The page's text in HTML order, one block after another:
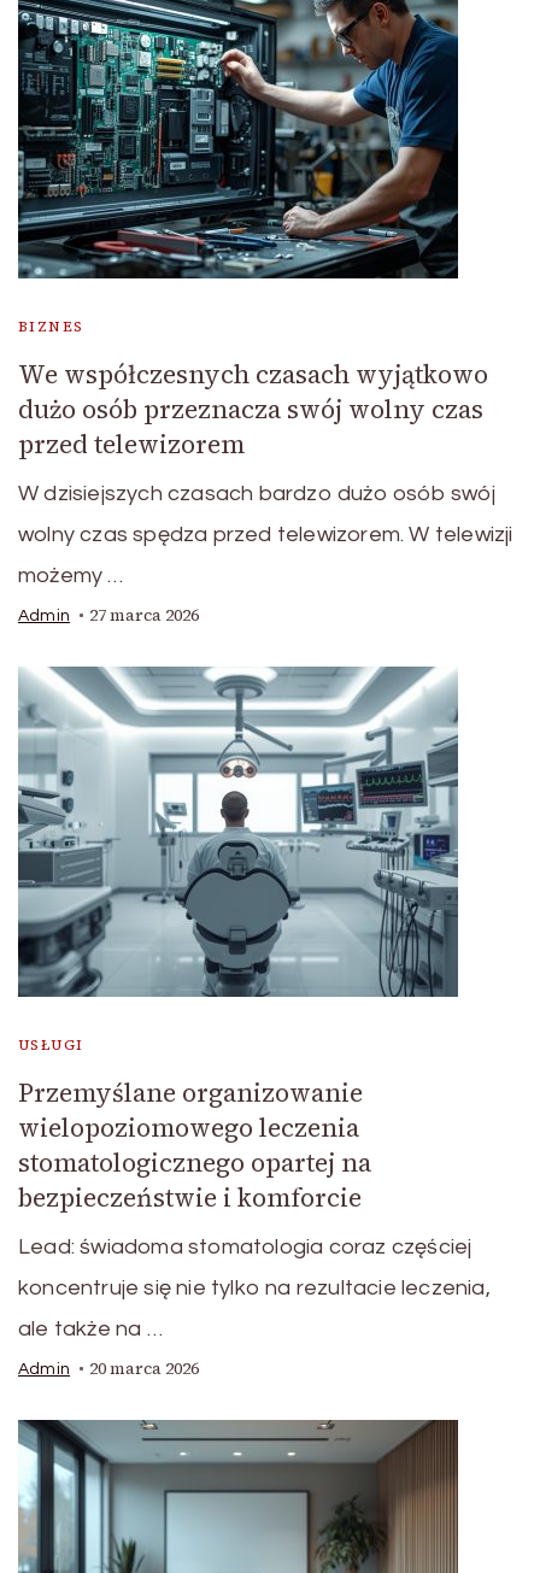
BIZNES
We współczesnych czasach wyjątkowo
dużo osób przeznacza swój wolny czas
przed telewizorem
W dzisiejszych czasach bardzo dużo osób swój
wolny czas spędza przed telewizorem. W telewizji
możemy …
Admin 27 marca 2026
USŁUGI
Przemyślane organizowanie
wielopoziomowego leczenia
stomatologicznego opartej na
bezpieczeństwie i komforcie
Lead: świadoma stomatologia coraz częściej
koncentruje się nie tylko na rezultacie leczenia,
ale także na …
Admin 20 marca 2026